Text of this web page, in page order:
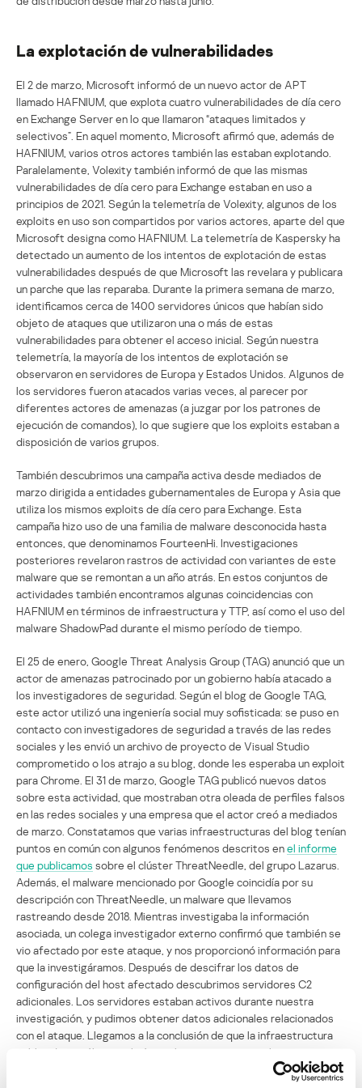
La explotación de vulnerabilidades
El 2 de marzo, Microsoft informó de un nuevo actor de APT
llamado HAFNIUM, que explota cuatro vulnerabilidades de día cero
en Exchange Server en lo que llamaron “ataques limitados y
selectivos”. En aquel momento, Microsoft afirmó que, además de
HAFNIUM, varios otros actores también las estaban explotando.
Paralelamente, Volexity también informó de que las mismas
vulnerabilidades de día cero para Exchange estaban en uso a
principios de 2021. Según la telemetría de Volexity, algunos de los
exploits en uso son compartidos por varios actores, aparte del que
Microsoft designa como HAFNIUM. La telemetría de Kaspersky ha
detectado un aumento de los intentos de explotación de estas
vulnerabilidades después de que Microsoft las revelara y publicara
un parche que las reparaba. Durante la primera semana de marzo,
identificamos cerca de 1400 servidores únicos que habían sido
objeto de ataques que utilizaron una o más de estas
vulnerabilidades para obtener el acceso inicial. Según nuestra
telemetría, la mayoría de los intentos de explotación se
observaron en servidores de Europa y Estados Unidos. Algunos de
los servidores fueron atacados varias veces, al parecer por
diferentes actores de amenazas (a juzgar por los patrones de
ejecución de comandos), lo que sugiere que los exploits estaban a
disposición de varios grupos.
También descubrimos una campaña activa desde mediados de
marzo dirigida a entidades gubernamentales de Europa y Asia que
utiliza los mismos exploits de día cero para Exchange. Esta
campaña hizo uso de una familia de malware desconocida hasta
entonces, que denominamos FourteenHi. Investigaciones
posteriores revelaron rastros de actividad con variantes de este
malware que se remontan a un año atrás. En estos conjuntos de
actividades también encontramos algunas coincidencias con
HAFNIUM en términos de infraestructura y TTP, así como el uso del
malware ShadowPad durante el mismo período de tiempo.
El 25 de enero, Google Threat Analysis Group (TAG) anunció que un
actor de amenazas patrocinado por un gobierno había atacado a
los investigadores de seguridad. Según el blog de Google TAG,
este actor utilizó una ingeniería social muy sofisticada: se puso en
contacto con investigadores de seguridad a través de las redes
sociales y les envió un archivo de proyecto de Visual Studio
comprometido o los atrajo a su blog, donde les esperaba un exploit
para Chrome. El 31 de marzo, Google TAG publicó nuevos datos
sobre esta actividad, que mostraban otra oleada de perfiles falsos
en las redes sociales y una empresa que el actor creó a mediados
de marzo. Constatamos que varias infraestructuras del blog tenían
puntos en común con algunos fenómenos descritos enel informe
que publicamos sobre el clúster ThreatNeedle, del grupo Lazarus.
Además, el malware mencionado por Google coincidía por su
descripción con ThreatNeedle, un malware que llevamos
rastreando desde 2018. Mientras investigaba la información
asociada, un colega investigador externo confirmó que también se
vio afectado por este ataque, y nos proporcionó información para
que la investigáramos. Después de descifrar los datos de
configuración del host afectado descubrimos servidores C2
adicionales. Los servidores estaban activos durante nuestra
investigación, y pudimos obtener datos adicionales relacionados
con el ataque. Llegamos a la conclusión de que la infraestructura
publicada no sólo se utilizó para los ataques contra los
investigadores de seguridad, sino también en otros ataques